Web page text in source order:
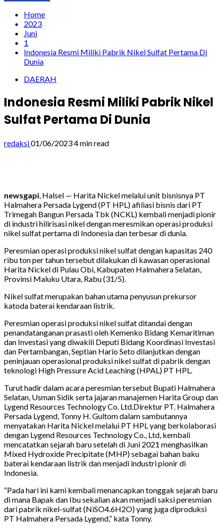
Home
2023
Juni
1
Indonesia Resmi Miliki Pabrik Nikel Sulfat Pertama Di
Dunia
DAERAH
Indonesia Resmi Miliki Pabrik Nikel
Sulfat Pertama Di Dunia
redaksi01/06/20234 min read
newsgapi, Halsel — Harita Nickel melalui unit bisnisnya PT
Halmahera Persada Lygend (PT HPL) afiliasi bisnis dari PT
Trimegah Bangun Persada Tbk (NCKL) kembali menjadi pionir
di industri hilirisasi nikel dengan meresmikan operasi produksi
nikel sulfat pertama di Indonesia dan terbesar di dunia.
Peresmian operasi produksi nikel sulfat dengan kapasitas 240
ribu ton per tahun tersebut dilakukan di kawasan operasional
Harita Nickel di Pulau Obi, Kabupaten Halmahera Selatan,
Provinsi Maluku Utara, Rabu (31/5).
Nikel sulfat merupakan bahan utama penyusun prekursor
katoda baterai kendaraan listrik.
Peresmian operasi produksi nikel sulfat ditandai dengan
penandatanganan prasasti oleh Kemenko Bidang Kemaritiman
dan Investasi yang diwakili Deputi Bidang Koordinasi Investasi
dan Pertambangan, Septian Hario Seto dilanjutkan dengan
peninjauan operasional produksi nikel sulfat di pabrik dengan
teknologi High Pressure Acid Leaching (HPAL) PT HPL.
Turut hadir dalam acara peresmian tersebut Bupati Halmahera
Selatan, Usman Sidik serta jajaran manajemen Harita Group dan
Lygend Resources Technology Co. Ltd.Direktur PT. Halmahera
Persada Lygend, Tonny H. Gultom dalam sambutannya
menyatakan Harita Nickel melalui PT HPL yang berkolaborasi
dengan Lygend Resources Technology Co., Ltd, kembali
mencatatkan sejarah baru setelah di Juni 2021 menghasilkan
Mixed Hydroxide Precipitate (MHP) sebagai bahan baku
baterai kendaraan listrik dan menjadi industri pionir di
Indonesia.
“Pada hari ini kami kembali menancapkan tonggak sejarah baru
di mana Bapak dan Ibu sekalian akan menjadi saksi peresmian
dari pabrik nikel-sulfat (NiSO4.6H2O) yang juga diproduksi
PT Halmahera Persada Lygend,” kata Tonny.